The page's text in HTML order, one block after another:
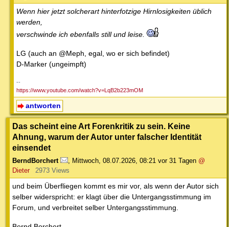
Wenn hier jetzt solcherart hinterfotzige Hirnlosigkeiten üblich
werden,
verschwinde ich ebenfalls still und leise.
LG (auch an @Meph, egal, wo er sich befindet)
D-Marker (ungeimpft)
--
https://www.youtube.com/watch?v=LqB2b223mOM
antworten
Das scheint eine Art Forenkritik zu sein. Keine
Ahnung, warum der Autor unter falscher Identität
einsendet
BerndBorchert Mittwoch, 08.07.2026, 08:21 vor 31 Tagen @
Dieter
2973 Views
und beim Überfliegen kommt es mir vor, als wenn der Autor sich
selber widerspricht: er klagt über die Untergangsstimmung im
Forum, und verbreitet selber Untergangsstimmung.